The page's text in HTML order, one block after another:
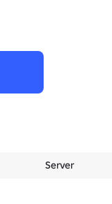
Server